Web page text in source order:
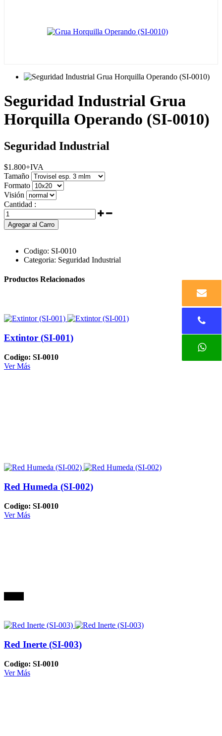
Seguridad Industrial Grua
Horquilla Operando (SI-0010)
Seguridad Industrial
$1.800+IVA
Tamaño
Formato
Visión
Cantidad :
Agregar al Carro
Codigo: SI-0010
Categoria: Seguridad Industrial
Productos Relacionados
Extintor (SI-001)
Codigo: SI-0010
Ver Más
Red Humeda (SI-002)
Codigo: SI-0010
Ver Más
Red Inerte (SI-003)
Codigo: SI-0010
Ver Más